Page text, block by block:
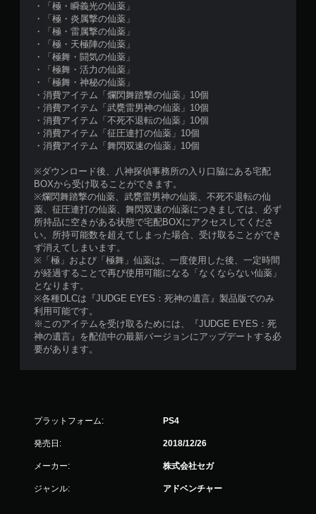
・「極・瞬義光の仙薬」
・「極・炎属撃の仙薬」
・「極・雷属撃の仙薬」
・「極・天極陣の仙薬」
・「極舞・闘気の仙薬」
・「極舞・活力の仙薬」
・「極舞・神秘の仙薬」
・消費アイテム「爛閃舞踏撃の仙薬」10個
・消費アイテム「武甕雷男神の仙薬」10個
・消費アイテム「不死不退転の仙薬」10個
・消費アイテム「征圧連打の仙薬」10個
・消費アイテム「舞閃双速の仙薬」10個
※ダウンロード後、八神探偵事務所の入り口脇にある宅配
BOXから受け取ることができます。
※爛閃舞踏撃の仙薬、武甕雷男神の仙薬、不死不退転の仙
薬、征圧連打の仙薬、舞閃双速の仙薬につきましては、必ず
所持品に空きがある状態で宅配BOXにアクセスしてくださ
い。所持可能数を超えてしまった場合、受け取ることができ
ず消えてしまいます。
※「極」および「極舞」仙薬は、一度使用した後、一定時間
が経過することで再び使用可能になる「なくならない仙薬」
となります。
※各種DLCは『JUDGE EYES：死神の遺言』製品版でのみ
利用可能です。
※このアイテムを受け取るためには、『JUDGE EYES：死
神の遺言』を配信中の最新バージョンにアップデートする必
要があります。
プラットフォーム: PS4
発売日: 2018/12/26
メーカー: 株式会社セガ
ジャンル: アドベンチャー